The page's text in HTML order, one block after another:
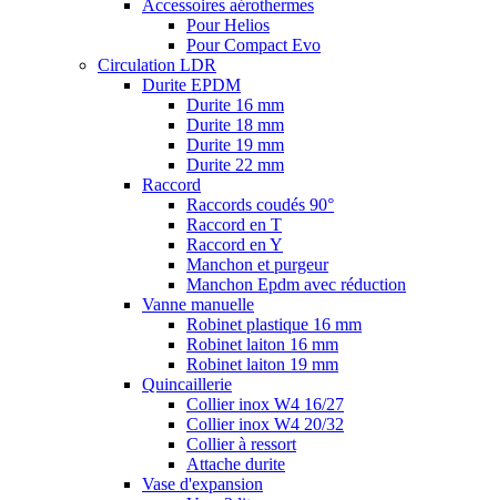
Accessoires aérothermes
Pour Helios
Pour Compact Evo
Circulation LDR
Durite EPDM
Durite 16 mm
Durite 18 mm
Durite 19 mm
Durite 22 mm
Raccord
Raccords coudés 90°
Raccord en T
Raccord en Y
Manchon et purgeur
Manchon Epdm avec réduction
Vanne manuelle
Robinet plastique 16 mm
Robinet laiton 16 mm
Robinet laiton 19 mm
Quincaillerie
Collier inox W4 16/27
Collier inox W4 20/32
Collier à ressort
Attache durite
Vase d'expansion